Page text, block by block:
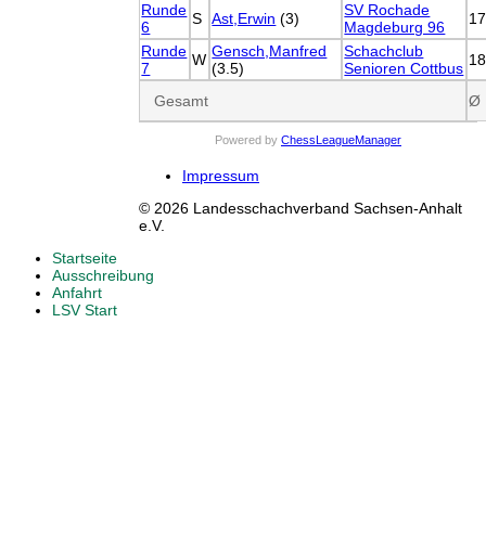
Runde
6
S Ast,Erwin (3)
SV Rochade
Magdeburg 96
Runde
7
W Gensch,Manfred
(3.5)
Schachclub
Senioren Cottbus
Gesamt Ø
Powered by ChessLeagueManager
Impressum
© 2026 Landesschachverband Sachsen-Anhalt
e.V.
Startseite
Ausschreibung
Anfahrt
LSV Start